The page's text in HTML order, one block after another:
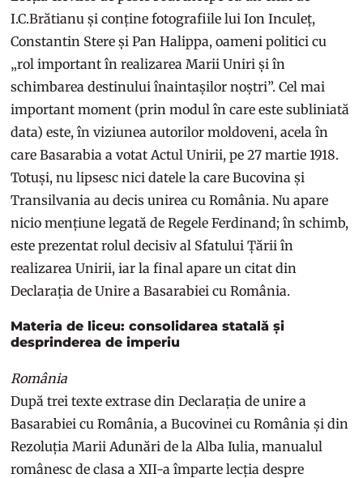
I.C.Brătianu și conține fotografiile lui Ion Inculeț,
Constantin Stere și Pan Halippa, oameni politici cu
„rol important în realizarea Marii Uniri și în
schimbarea destinului înaintașilor noștri”. Cel mai
important moment (prin modul în care este subliniată
data) este, în viziunea autorilor moldoveni, acela în
care Basarabia a votat Actul Unirii, pe 27 martie 1918.
Totuși, nu lipsesc nici datele la care Bucovina și
Transilvania au decis unirea cu România. Nu apare
nicio mențiune legată de Regele Ferdinand; în schimb,
este prezentat rolul decisiv al Sfatului Țării în
realizarea Unirii, iar la final apare un citat din
Declarația de Unire a Basarabiei cu România.
Materia de liceu: consolidarea statală și
desprinderea de imperiu
România
După trei texte extrase din Declarația de unire a
Basarabiei cu România, a Bucovinei cu România și din
Rezoluția Marii Adunări de la Alba Iulia, manualul
românesc de clasa a XII-a împarte lecția despre